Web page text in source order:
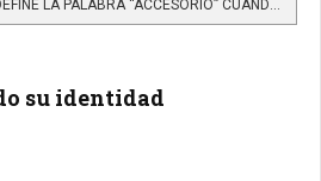
su identidad